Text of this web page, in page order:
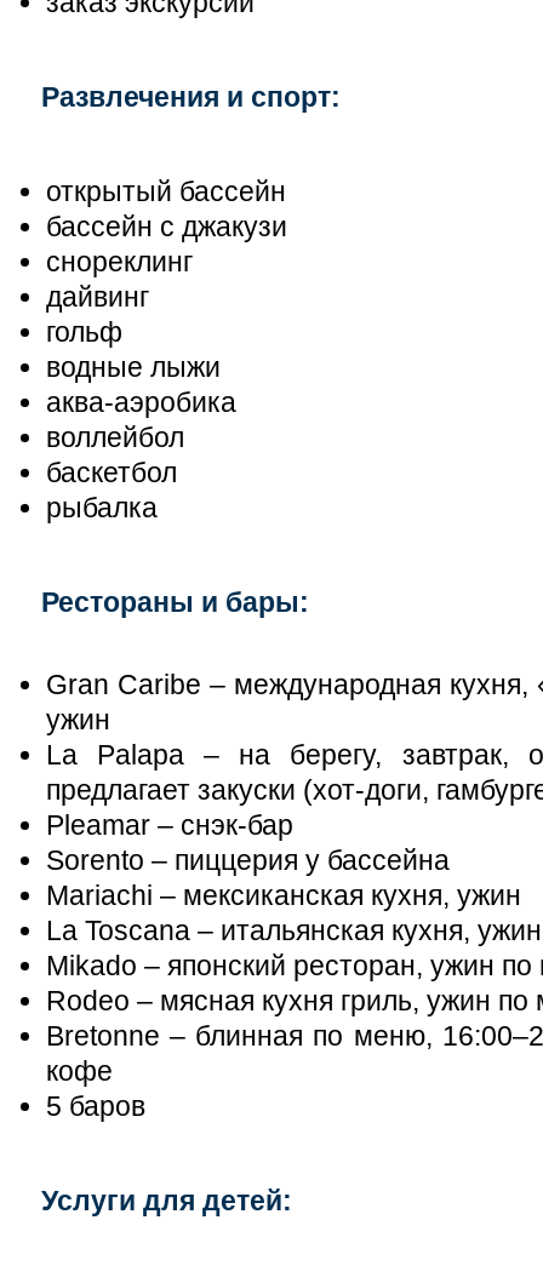
Развлечения и спорт:
открытый бассейн
бассейн с джакузи
снореклинг
дайвинг
гольф
водные лыжи
аква-аэробика
воллейбол
баскетбол
рыбалка
Рестораны и бары:
Gran Caribe – международная кухня,
ужин
La Palapa – на берегу, завтрак,
предлагает закуски (хот-доги,
Pleamar – снэк-бар
Sorento – пиццерия у бассейна
Mariachi – мексиканская кухня, ужин
La Toscana – итальянская кухня,
Mikado – японский ресторан, ужин
Rodeo – мясная кухня гриль, ужин
Bretonne – блинная по меню,
кофе
5 баров
Услуги для детей: